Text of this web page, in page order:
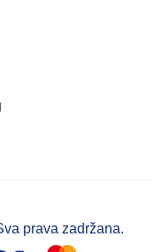
prava zadržana.